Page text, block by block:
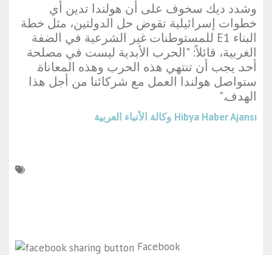
وشدد ديك سخوف على أن هولندا تدين أي
خطوات إسرائيلية تقوض حل الدولتين، مثل خطة
البناء E1 للمستوطنات غير الشرعية في الضفة
الغربية، قائلاً: "الحرب الأبدية ليست في مصلحة
أحد. يجب أن تنتهي هذه الحرب وهذه المعاناة.
ستواصل هولندا العمل مع شركائنا من أجل هذا
الهدف."
Hibya Haber Ajansı وكالة الأنباء العربية
Facebook